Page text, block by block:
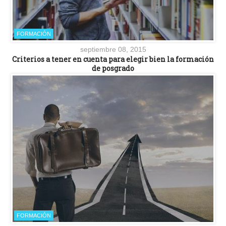
FORMACIÓN
septiembre 08, 2015
Criterios a tener en cuenta para elegir bien la formación
de posgrado
FORMACIÓN